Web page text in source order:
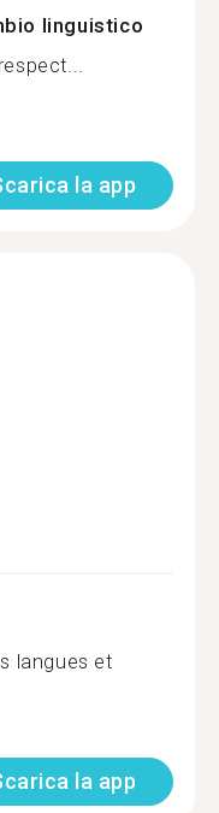
linguistico
la app
langues et
la app